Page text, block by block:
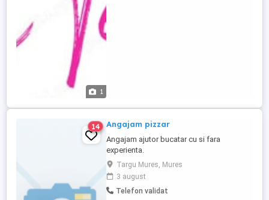
1
14 Angajam pizzar
Angajam ajutor bucatar cu si fara
experienta.
Targu Mures, Mures
3 august
Telefon validat